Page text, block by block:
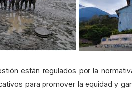
están regulados por la
para promover la equidad y